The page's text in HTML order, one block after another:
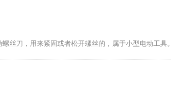
丝刀，用来紧固或者松开螺丝的，属于小型电动工具。